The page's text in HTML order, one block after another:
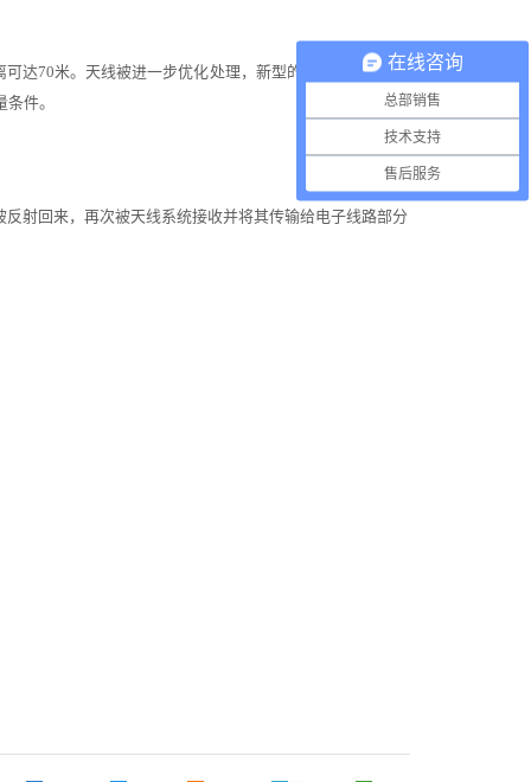
可达70米。天线被进一步优化处理，新型的快速的微处理器
件。
射回来，再次被天线系统接收并将其传输给电子线路部分
在线咨询
总部销售
技术支持
售后服务